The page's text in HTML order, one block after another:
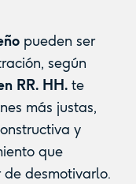
pueden ser
según
RR. HH.te
más justas,
y
que
desmotivarlo.